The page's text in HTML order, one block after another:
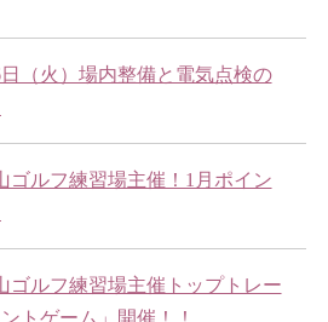
（火）場内整備と電気点検の
ゴルフ練習場主催！1月ポイン
ゴルフ練習場主催トップトレー
トゲーム」開催！！